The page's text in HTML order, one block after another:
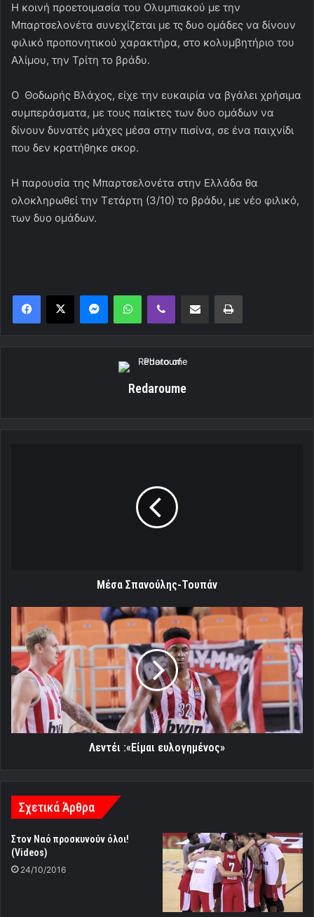
Η κοινή προετοιμασία του Ολυμπιακού με την
Μπαρτσελονέτα συνεχίζεται με τς δυο ομάδες να δίνουν
φιλικό προπονητικού χαρακτήρα, στο κολυμβητήριο του
Αλίμου, την Τρίτη το βράδυ.
Ο Θοδωρής Βλάχος, είχε την ευκαιρία να βγάλει χρήσιμα
συμπεράσματα, με τους παίκτες των δυο ομάδων να
δίνουν δυνατές μάχες μέσα στην πισίνα, σε ένα παιχνίδι
που δεν κρατήθηκε σκορ.
Η παρουσία της Μπαρτσελονέτα στην Ελλάδα θα
ολοκληρωθεί την Τετάρτη (3/10) το βράδυ, με νέο φιλικό,
των δυο ομάδων.
MessengerWhatsAppViber Κοινοποίηση μέσω ηλεκτρονικού ταχυδρομείουΕκτύπωση
Redaroume
Mέσα Σπανούλης-Τουπάν
Λεντέι
:«Είμαι
ευλογημένος»
Λεντέι :«Είμαι ευλογημένος»
Σχετικά Άρθρα
Στον Ναό προσκυνούν όλοι!
(Videos)
24/10/2016